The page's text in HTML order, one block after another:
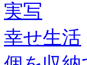
実写
幸せ生活